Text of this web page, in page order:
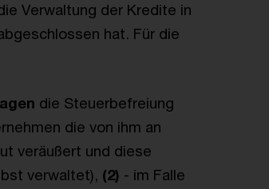
Verwaltung der Kredite in
hat. Für die
die Steuerbefreiung
die von ihm an
veräußert und diese
verwaltet), (2) - im Falle